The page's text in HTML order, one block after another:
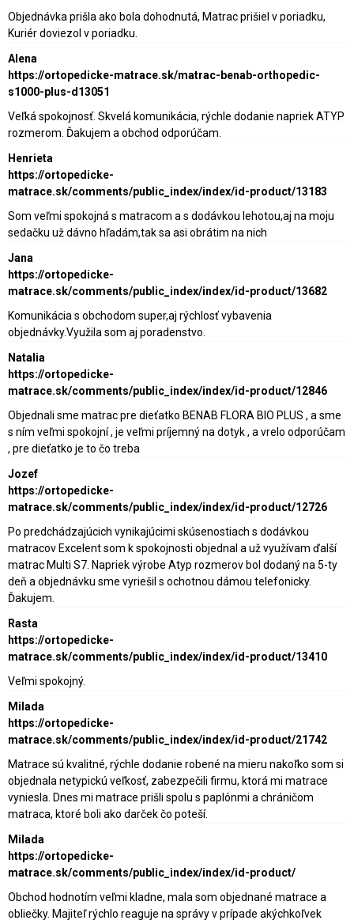
Objednávka prišla ako bola dohodnutá, Matrac prišiel v poriadku,
Kuriér doviezol v poriadku.
Alena
https://ortopedicke-matrace.sk/matrac-benab-orthopedic-
s1000-plus-d13051
Veľká spokojnosť. Skvelá komunikácia, rýchle dodanie napriek ATYP
rozmerom. Ďakujem a obchod odporúčam.
Henrieta
https://ortopedicke-
matrace.sk/comments/public_index/index/id-product/13183
Som veľmi spokojná s matracom a s dodávkou lehotou,aj na moju
sedačku už dávno hľadám,tak sa asi obrátim na nich
Jana
https://ortopedicke-
matrace.sk/comments/public_index/index/id-product/13682
Komunikácia s obchodom super,aj rýchlosť vybavenia
objednávky.Využila som aj poradenstvo.
Natalia
https://ortopedicke-
matrace.sk/comments/public_index/index/id-product/12846
Objednali sme matrac pre dieťatko BENAB FLORA BIO PLUS , a sme
s ním veľmi spokojní , je veľmi príjemný na dotyk , a vrelo odporúčam
, pre dieťatko je to čo treba
Jozef
https://ortopedicke-
matrace.sk/comments/public_index/index/id-product/12726
Po predchádzajúcich vynikajúcimi skúsenostiach s dodávkou
matracov Excelent som k spokojnosti objednal a už využívam ďalší
matrac Multi S7. Napriek výrobe Atyp rozmerov bol dodaný na 5-ty
deň a objednávku sme vyriešil s ochotnou dámou telefonicky.
Ďakujem.
Rasta
https://ortopedicke-
matrace.sk/comments/public_index/index/id-product/13410
Veľmi spokojný.
Milada
https://ortopedicke-
matrace.sk/comments/public_index/index/id-product/21742
Matrace sú kvalitné, rýchle dodanie robené na mieru nakoľko som si
objednala netypickú veľkosť, zabezpečili firmu, ktorá mi matrace
vyniesla. Dnes mi matrace prišli spolu s paplónmi a chráničom
matraca, ktoré boli ako darček čo poteší.
Milada
https://ortopedicke-
matrace.sk/comments/public_index/index/id-product/
Obchod hodnotím veľmi kladne, mala som objednané matrace a
obliečky. Majiteľ rýchlo reaguje na správy v prípade akýchkoľvek